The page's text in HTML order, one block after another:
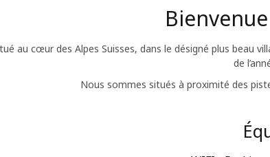
au cœur des Alpes Suisses, dans le désigné plus beau
de
Nous sommes situés à proximité des